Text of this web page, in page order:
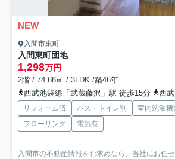
NEW
入間市東町
入間東町団地
1,298万円
2階 / 74.68㎡ / 3LDK /築46年
西武池袋線「武蔵藤沢」駅 徒歩15分
西武
リフォーム済 バス・トイレ別 室内洗濯機
フローリング
電気有
入間市の不動産情報をお求めなら、当社にお任